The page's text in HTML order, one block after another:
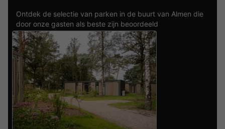
Ontdek de selectie van parken in de buurt van Almen die
door onze gasten als beste zijn beoordeeld